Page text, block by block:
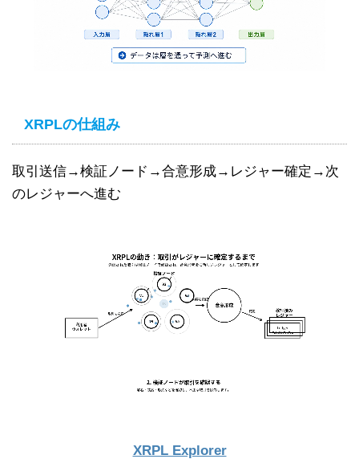
XRPLの仕組み
取引送信→検証ノード→合意形成→レジャー確定→次
のレジャーへ進む
XRPL Explorer